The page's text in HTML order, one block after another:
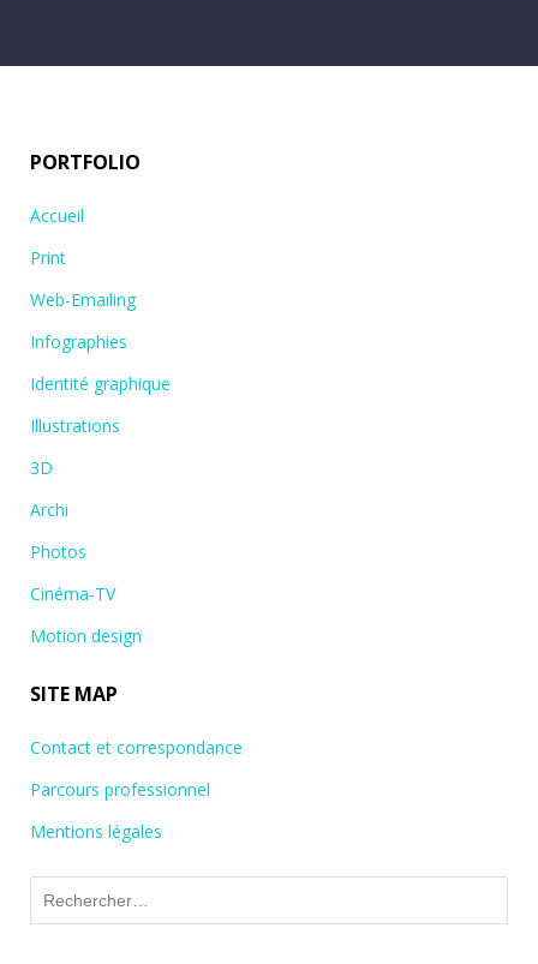
PORTFOLIO
Accueil
Print
Web-Emailing
Infographies
Identité graphique
Illustrations
3D
Archi
Photos
Cinéma-TV
Motion design
SITE MAP
Contact et correspondance
Parcours professionnel
Mentions légales
Rechercher :